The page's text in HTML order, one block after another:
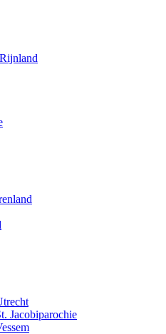
Jacobiparochie